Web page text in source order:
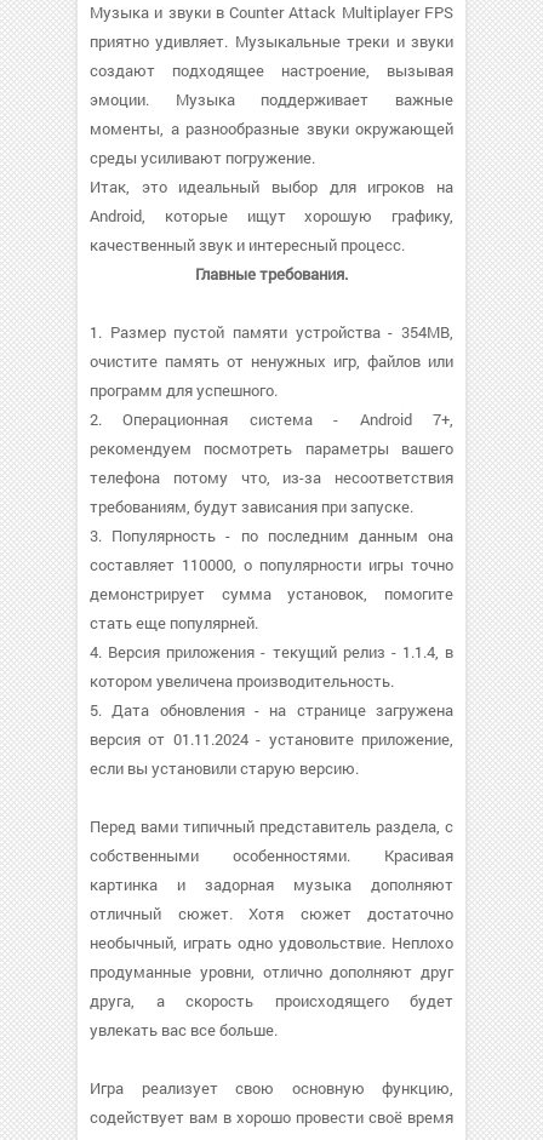
Музыка и звуки в Counter Attack Multiplayer FPS
приятно удивляет. Музыкальные треки и звуки
создают подходящее настроение, вызывая
эмоции. Музыка поддерживает важные
моменты, а разнообразные звуки окружающей
среды усиливают погружение.
Итак, это идеальный выбор для игроков на
Android, которые ищут хорошую графику,
качественный звук и интересный процесс.
Главные требования.
1. Размер пустой памяти устройства - 354MB,
очистите память от ненужных игр, файлов или
программ для успешного.
2. Операционная система - Android 7+,
рекомендуем посмотреть параметры вашего
телефона потому что, из-за несоответствия
требованиям, будут зависания при запуске.
3. Популярность - по последним данным она
составляет 110000, о популярности игры точно
демонстрирует сумма установок, помогите
стать еще популярней.
4. Версия приложения - текущий релиз - 1.1.4, в
котором увеличена производительность.
5. Дата обновления - на странице загружена
версия от 01.11.2024 - установите приложение,
если вы установили старую версию.
Перед вами типичный представитель раздела, с
собственными особенностями. Красивая
картинка и задорная музыка дополняют
отличный сюжет. Хотя сюжет достаточно
необычный, играть одно удовольствие. Неплохо
продуманные уровни, отлично дополняют друг
друга, а скорость происходящего будет
увлекать вас все больше.
Игра реализует свою основную функцию,
содействует вам в хорошо провести своё время